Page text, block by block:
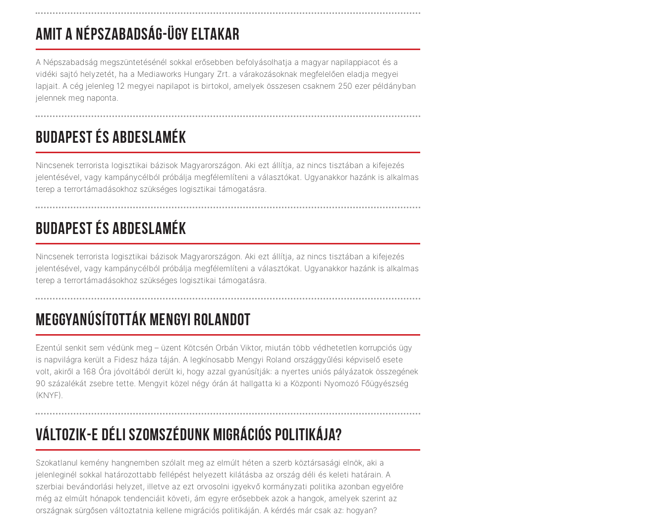
AMIT A NÉPSZABADSÁG-ÜGY ELTAKAR
A Népszabadság megszüntetésénél sokkal erősebben befolyásolhatja a magyar napilappiacot és a
vidéki sajtó helyzetét, ha a Mediaworks Hungary Zrt. a várakozásoknak megfelelően eladja megyei
lapjait. A cég jelenleg 12 megyei napilapot is birtokol, amelyek összesen csaknem 250 ezer példányban
jelennek meg naponta.
BUDAPEST ÉS ABDESLAMÉK
Nincsenek terrorista logisztikai bázisok Magyarországon. Aki ezt állítja, az nincs tisztában a kifejezés
jelentésével, vagy kampánycélból próbálja megfélemlíteni a választókat. Ugyanakkor hazánk is alkalmas
terep a terrortámadásokhoz szükséges logisztikai támogatásra.
BUDAPEST ÉS ABDESLAMÉK
Nincsenek terrorista logisztikai bázisok Magyarországon. Aki ezt állítja, az nincs tisztában a kifejezés
jelentésével, vagy kampánycélból próbálja megfélemlíteni a választókat. Ugyanakkor hazánk is alkalmas
terep a terrortámadásokhoz szükséges logisztikai támogatásra.
MEGGYANÚSÍTOTTÁK MENGYI ROLANDOT
Ezentúl senkit sem védünk meg – üzent Kötcsén Orbán Viktor, miután több védhetetlen korrupciós ügy
is napvilágra került a Fidesz háza táján. A legkínosabb Mengyi Roland országgyűlési képviselő esete
volt, akiről a 168 Óra jóvoltából derült ki, hogy azzal gyanúsítják: a nyertes uniós pályázatok összegének
90 százalékát zsebre tette. Mengyit közel négy órán át hallgatta ki a Központi Nyomozó Főügyészség
(KNYF).
VÁLTOZIK-E DÉLI SZOMSZÉDUNK MIGRÁCIÓS POLITIKÁJA?
Szokatlanul kemény hangnemben szólalt meg az elmúlt héten a szerb köztársasági elnök, aki a
jelenleginél sokkal határozottabb fellépést helyezett kilátásba az ország déli és keleti határain. A
szerbiai bevándorlási helyzet, illetve az ezt orvosolni igyekvő kormányzati politika azonban egyelőre
még az elmúlt hónapok tendenciáit követi, ám egyre erősebbek azok a hangok, amelyek szerint az
országnak sürgősen változtatnia kellene migrációs politikáján. A kérdés már csak az: hogyan?